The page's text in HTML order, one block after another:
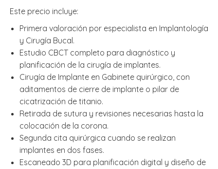
Este precio incluye:
Primera valoración por especialista en Implantología
y Cirugía Bucal.
Estudio CBCT completo para diagnóstico y
planificación de la cirugía de implantes.
Cirugía de Implante en Gabinete quirúrgico, con
aditamentos de cierre de implante o pilar de
cicatrización de titanio.
Retirada de sutura y revisiones necesarias hasta la
colocación de la corona.
Segunda cita quirúrgica cuando se realizan
implantes en dos fases.
Escaneado 3D para planificación digital y diseño de